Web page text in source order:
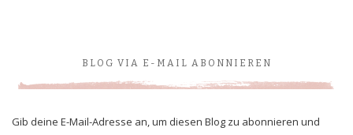
BLOG VIA E-MAIL ABONNIEREN
Gib deine E-Mail-Adresse an, um diesen Blog zu abonnieren und